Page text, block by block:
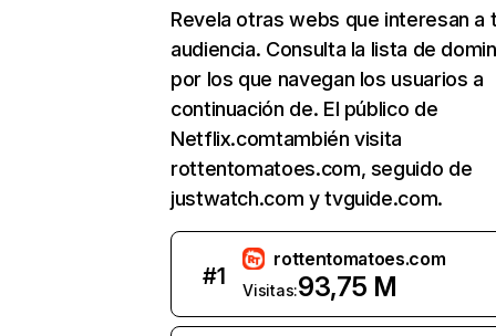
Revela otras webs que interesan a
audiencia. Consulta la lista de
por los que navegan los usuarios a
continuación de. El público de
Netflix.comtambién visita
rottentomatoes.com, seguido de
justwatch.com y tvguide.com.
#1
rottentomatoes.com
Visitas:93,75 M